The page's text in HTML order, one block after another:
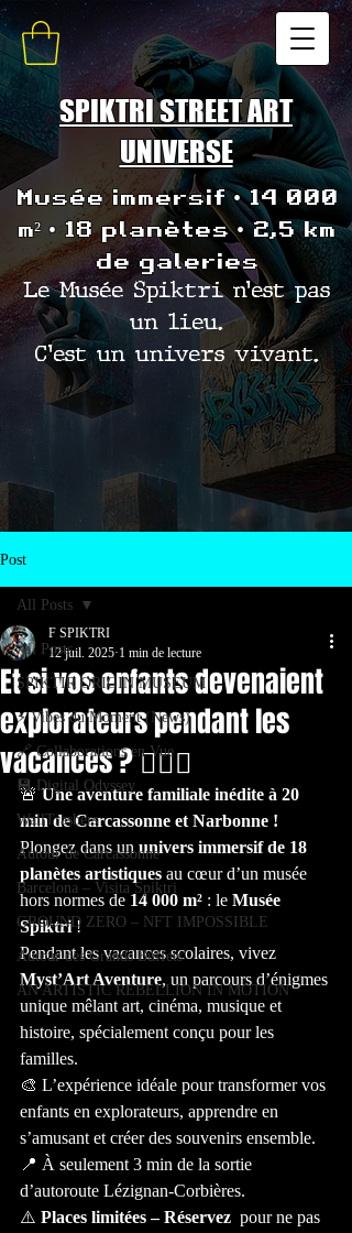
SPIKTRI STREET ART
UNIVERSE
Musée immersif • 14 000
m² • 18 planètes • 2,5 km
de galeries
Le Musée Spiktri n’est pas
un lieu.
C’est un univers vivant.
Post
All Posts
SPIKTIR ORIGIN MUSEUM
⚡ Vibes du Moment (News)
🔗 Collaborations en Vue
💾 Digital Odyssey
WallTrashers
Autour de Carcassonne
Barcelona – Visita Spiktri
GROUND ZERO – NFT IMPOSSIBLE
Autour des Grands Buffets
AN ARTISTIC REBELLION IN MOTION
All Posts
Et si vos enfants devenaient
explorateurs pendant les
vacances ? 🕵️‍♂️✨
F SPIKTRI
12 juil. 2025 1 min de lecture
🚨 Une aventure familiale inédite à 20
min de Carcassonne et Narbonne !
Plongez dans un univers immersif de 18
planètes artistiques au cœur d’un musée
hors normes de 14 000 m² : le Musée
Spiktri !
Pendant les vacances scolaires, vivez
Myst’Art Aventure, un parcours d’énigmes
unique mêlant art, cinéma, musique et
histoire, spécialement conçu pour les
familles.
🎨 L’expérience idéale pour transformer vos
enfants en explorateurs, apprendre en
s’amusant et créer des souvenirs ensemble.
📍 À seulement 3 min de la sortie
d’autoroute Lézignan-Corbières.
⚠️ Places limitées – Réservez pour ne pas